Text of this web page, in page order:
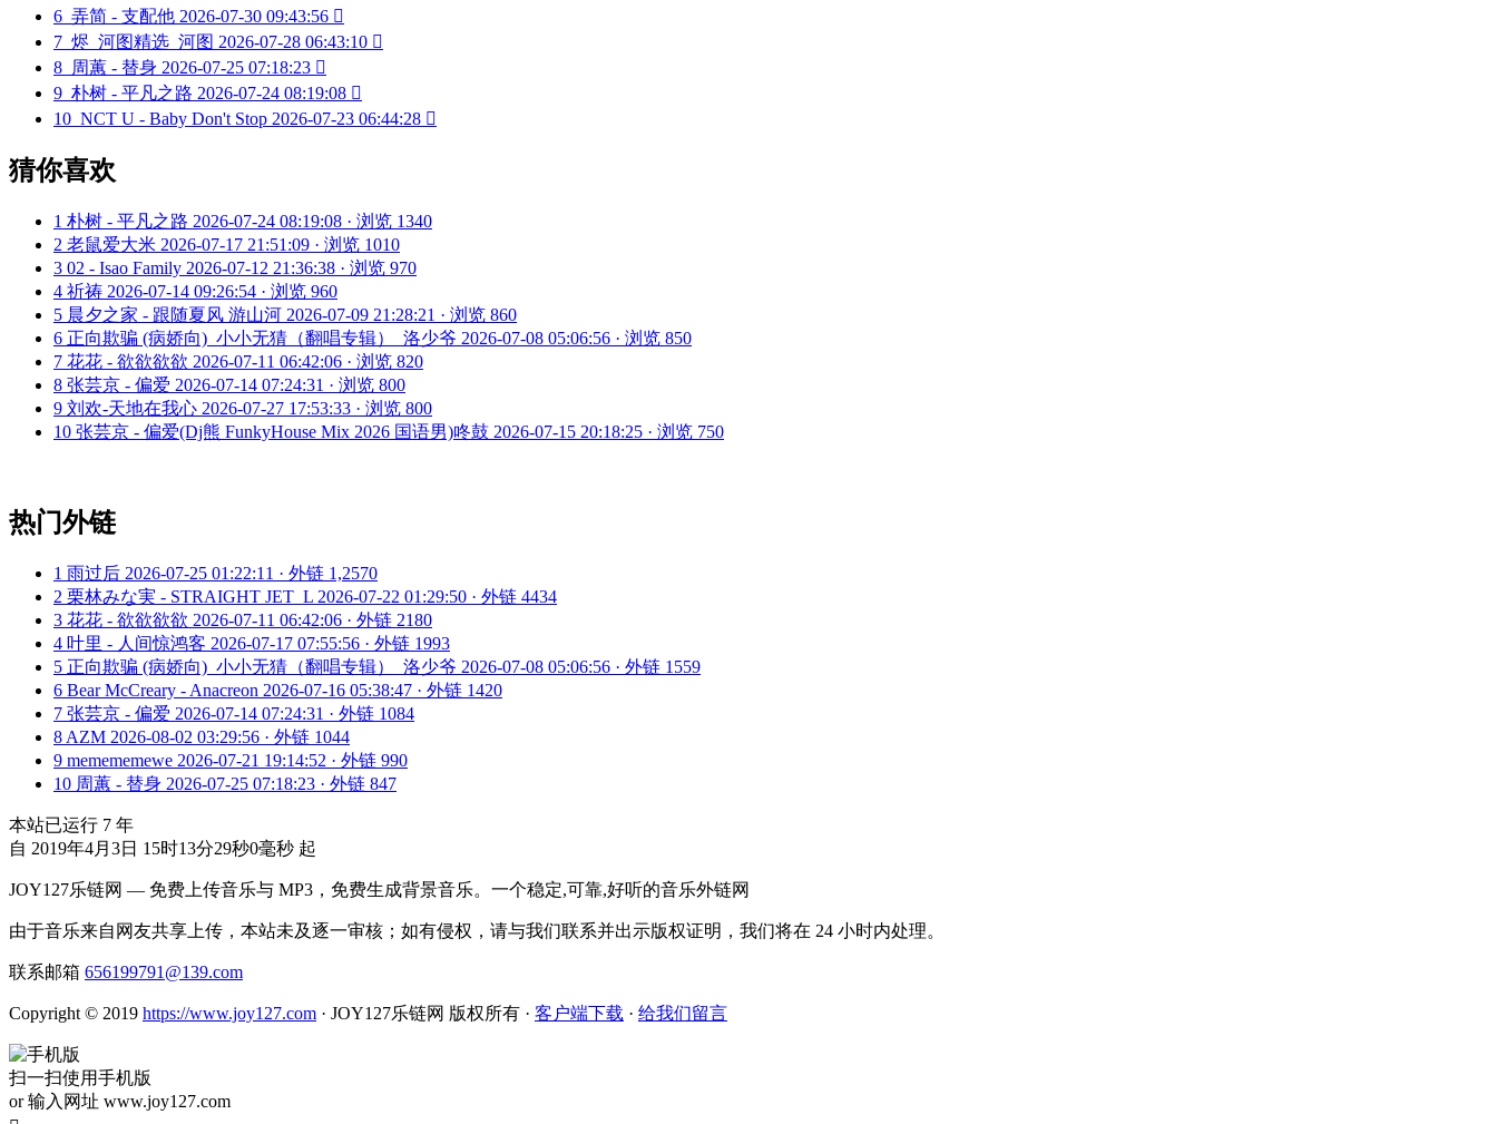
6 弄简 - 支配他 2026-07-30 09:43:56 
7 烬_河图精选_河图 2026-07-28 06:43:10 
8 周蕙 - 替身 2026-07-25 07:18:23 
9 朴树 - 平凡之路 2026-07-24 08:19:08 
10 NCT U - Baby Don't Stop 2026-07-23 06:44:28 
猜你喜欢
1 朴树 - 平凡之路 2026-07-24 08:19:08 · 浏览 1340
2 老鼠爱大米 2026-07-17 21:51:09 · 浏览 1010
3 02 - Isao Family 2026-07-12 21:36:38 · 浏览 970
4 祈祷 2026-07-14 09:26:54 · 浏览 960
5 晨夕之家 - 跟随夏风 游山河 2026-07-09 21:28:21 · 浏览 860
6 正向欺骗 (病娇向)_小小无猜（翻唱专辑）_洛少爷 2026-07-08 05:06:56 · 浏览 850
7 花花 - 欲欲欲欲 2026-07-11 06:42:06 · 浏览 820
8 张芸京 - 偏爱 2026-07-14 07:24:31 · 浏览 800
9 刘欢-天地在我心 2026-07-27 17:53:33 · 浏览 800
10 张芸京 - 偏爱(Dj熊 FunkyHouse Mix 2026 国语男)咚鼓 2026-07-15 20:18:25 · 浏览 750
热门外链
1 雨过后 2026-07-25 01:22:11 · 外链 1,2570
2 栗林みな実 - STRAIGHT JET_L 2026-07-22 01:29:50 · 外链 4434
3 花花 - 欲欲欲欲 2026-07-11 06:42:06 · 外链 2180
4 叶里 - 人间惊鸿客 2026-07-17 07:55:56 · 外链 1993
5 正向欺骗 (病娇向)_小小无猜（翻唱专辑）_洛少爷 2026-07-08 05:06:56 · 外链 1559
6 Bear McCreary - Anacreon 2026-07-16 05:38:47 · 外链 1420
7 张芸京 - 偏爱 2026-07-14 07:24:31 · 外链 1084
8 AZM 2026-08-02 03:29:56 · 外链 1044
9 memememewe 2026-07-21 19:14:52 · 外链 990
10 周蕙 - 替身 2026-07-25 07:18:23 · 外链 847
本站已运行 7 年
自 2019年4月3日 15时13分29秒0毫秒 起
JOY127乐链网 — 免费上传音乐与 MP3，免费生成背景音乐。一个稳定,可靠,好听的音乐外链网
由于音乐来自网友共享上传，本站未及逐一审核；如有侵权，请与我们联系并出示版权证明，我们将在 24 小时内处理。
联系邮箱 656199791@139.com
Copyright © 2019 https://www.joy127.com · JOY127乐链网 版权所有 · 客户端下载 · 给我们留言
扫一扫使用手机版
or 输入网址 www.joy127.com